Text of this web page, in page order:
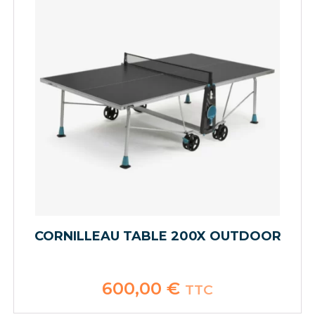
CORNILLEAU TABLE 200X OUTDOOR
600,00 € TTC